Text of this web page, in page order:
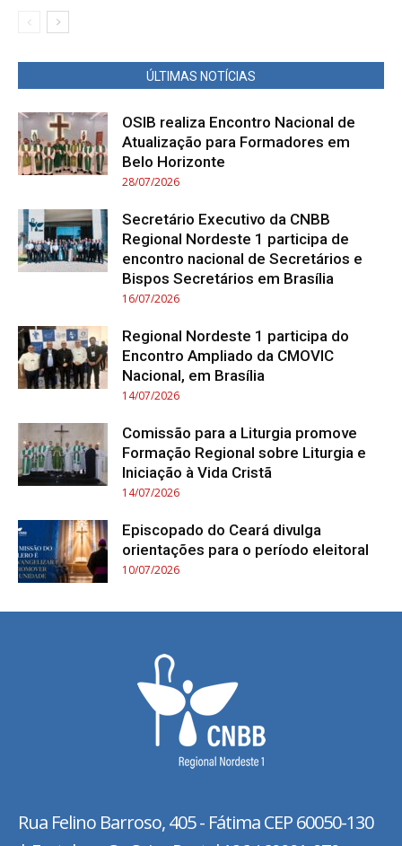
ÚLTIMAS NOTÍCIAS
OSIB realiza Encontro Nacional de
Atualização para Formadores em
Belo Horizonte
28/07/2026
Secretário Executivo da CNBB
Regional Nordeste 1 participa de
encontro nacional de Secretários e
Bispos Secretários em Brasília
16/07/2026
Regional Nordeste 1 participa do
Encontro Ampliado da CMOVIC
Nacional, em Brasília
14/07/2026
Comissão para a Liturgia promove
Formação Regional sobre Liturgia e
Iniciação à Vida Cristã
14/07/2026
Episcopado do Ceará divulga
orientações para o período eleitoral
10/07/2026
Rua Felino Barroso, 405 - FátimaCEP 60050-130